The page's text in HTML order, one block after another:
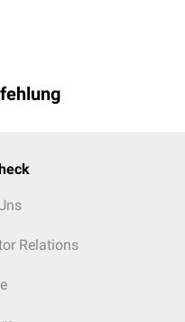
Relations